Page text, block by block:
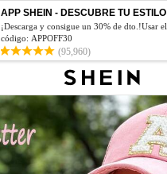
APP SHEIN - DESCUBRE TU ESTILO
¡Descarga y consigue un 30% de dto.!Usar el
código: APPOFF30
(95,960)